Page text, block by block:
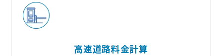
高速道路料金計算